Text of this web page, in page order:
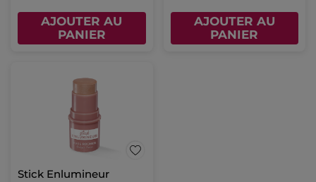
AJOUTER AU
PANIER
AJOUTER AU
PANIER
Stick Enlumineur